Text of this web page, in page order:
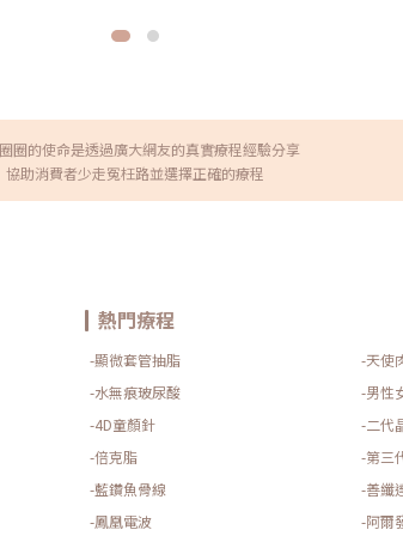
甚至引起恢
傷口癒合不
行雙眼皮手
因素。這些
術方法選擇
變形，尤其
。如何避免
術前的詳細
醫師能夠精
本身不複
擦，並定期
這樣有助於
法的優缺
脂肪的人，
身情況選擇
詢與模擬術前
醫師根據自
！割雙眼皮
究竟雙眼皮手
以免術後造成雙眼皮看起來過寬
建議在諮詢前主動與醫師說明，
手術的可行性。雙眼皮手術如
式雙眼皮」、「縫合式雙眼皮」
合哪些族群呢？接下來，就讓小編一一解析。 手術方式 優點 適
傷口小、恢復快、 不需拆線 年輕、眼皮薄、脂肪少者 3–7 天 幾乎無 切割式 效果持久、可
去除鬆弛皮膚與脂肪 眼皮厚、鬆弛、泡泡眼、中熟齡族群 2–4 週 有 切口取脂 消腫快、改
針縫法也稱之為「日式雙眼皮」
微小的針孔，隨後運用口字型縫
溫和，而且手術後的傷口不明顯
這種手術方式是縫合式雙眼皮手
的孔，手術過程迅速且術後瘀青
落問題，最好結合眼部脂肪移除
復原期短，恢復期約5至7天（
者。• 三點式縫法屬於較常見
提眼肌、眼瞼板和皮膚縫合。若
可進行多次修正，並且恢復期短
薄、無眼皮鬆弛下垂。• 日式微
圈的使命是透過廣大網友的真實療程經驗分享
協助消費者少走冤枉路並選擇正確的療程
熱門療程
-顯微套管抽脂
-天使
-水無痕玻尿酸
-男性
-4D童顏針
-二代
-倍克脂
-第三
-藍鑽魚骨線
-善纖
-鳳凰電波
-阿爾